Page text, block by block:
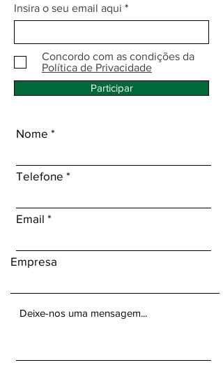
Insira o seu email aqui
Concordo com as condições da
Política de Privacidade
Participar
Nome
Telefone
Email
Empresa